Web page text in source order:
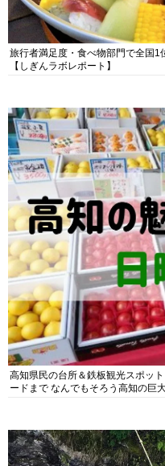
旅行者満足度・食べ物部門で全国1
【しぎんラボレポート】
高知県民の台所＆鉄板観光スポッ
ードまで なんでもそろう高知の巨